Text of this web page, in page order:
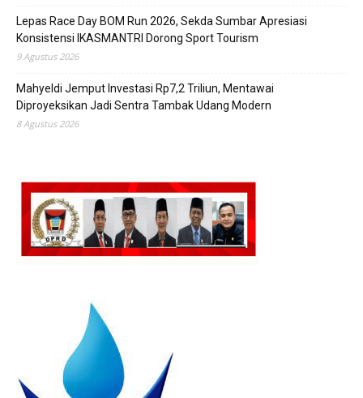
Lepas Race Day BOM Run 2026, Sekda Sumbar Apresiasi
Konsistensi IKASMANTRI Dorong Sport Tourism
9 Agustus 2026
Mahyeldi Jemput Investasi Rp7,2 Triliun, Mentawai
Diproyeksikan Jadi Sentra Tambak Udang Modern
8 Agustus 2026